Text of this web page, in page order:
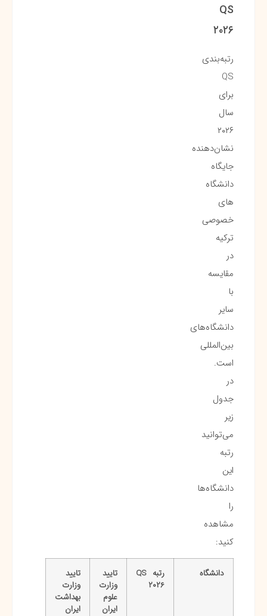
QS
۲۰۲۶
رتبه‌بندی
QS
برای
سال
۲۰۲۶
نشان‌دهنده
جایگاه
دانشگاه
های
خصوصی
ترکیه
در
مقایسه
با
سایر
دانشگاه‌های
بین‌المللی
است.
در
جدول
زیر
می‌توانید
رتبه
این
دانشگاه‌ها
را
مشاهده
کنید:
دانشگاه رتبه QS
۲۰۲۶
تایید
وزارت
علوم
ایران
تایید
وزارت
بهداشت
ایران